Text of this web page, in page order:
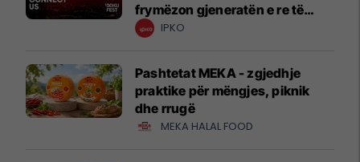
frymëzon gjeneratën e re të
krijuesve
IPKO
Pashtetat MEKA - zgjedhje
praktike për mëngjes, piknik
dhe rrugë
MEKA HALAL FOOD